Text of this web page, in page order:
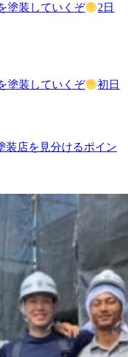
塗装していくぞ
2日
塗装していくぞ 初日
装店を見分けるポイン